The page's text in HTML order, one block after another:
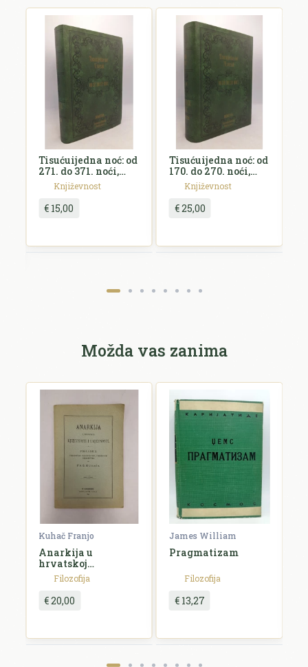
Tisućuijedna noć: od
271. do 371. noći,
svezak V
Književnost
€ 15,00
Tisućuijedna noć: od
170. do 270. noći,
svezak IV
Književnost
€ 25,00
Možda vas zanima
Kuhač Franjo
Anarkija u
hrvatskoj
književnosti i
umjetnosti
Filozofija
€ 20,00
James William
Pragmatizam
Filozofija
€ 13,27